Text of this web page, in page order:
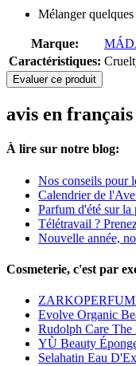
Mélanger
Marque:
Caractéristiques:
Evaluer ce produit
avis en
À lire sur notre blog:
Nos conseils pour
Calendrier de
Parfum d'été sur la
Télétravail ?
Nouvelle année,
Cosmeterie, c'est par
Evolve Organic
Rudolph Care
YÙ Beauty
Selahatin Eau